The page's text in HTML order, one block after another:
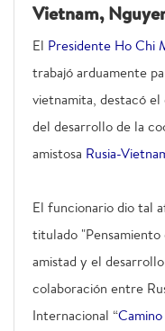
Vietnam,
El Presidente Ho Chi
trabajó arduamente
vietnamita, destacó
del desarrollo de la
amistosa Rusia-
El funcionario dio tal
titulado "Pensamiento
amistad y el
colaboración entre
Internacional “